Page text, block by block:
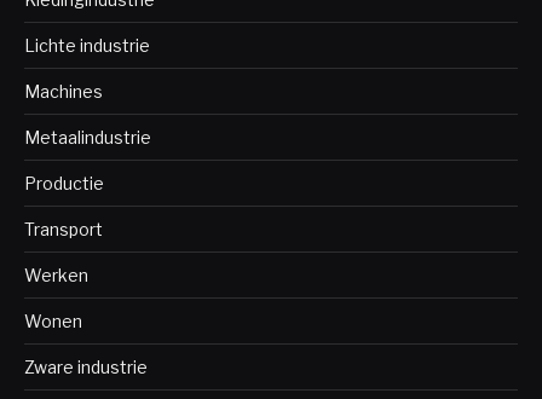
Lichte industrie
Machines
Metaalindustrie
Productie
Transport
Werken
Wonen
Zware industrie